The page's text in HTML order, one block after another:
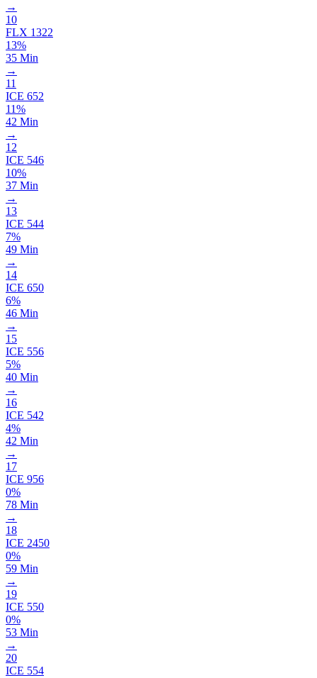
→
10
FLX 1322
13%
35 Min
→
11
ICE 652
11%
42 Min
→
12
ICE 546
10%
37 Min
→
13
ICE 544
7%
49 Min
→
14
ICE 650
6%
46 Min
→
15
ICE 556
5%
40 Min
→
16
ICE 542
4%
42 Min
→
17
ICE 956
0%
78 Min
→
18
ICE 2450
0%
59 Min
→
19
ICE 550
0%
53 Min
→
20
ICE 554